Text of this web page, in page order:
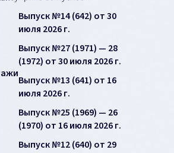
Выпуск №14 (642) от 30
июля 2026 г.
Выпуск №27 (1971) — 28
(1972) от 30 июля 2026 г.
Выпуск №13 (641) от 16
июля 2026 г.
Выпуск №25 (1969) — 26
(1970) от 16 июля 2026 г.
Выпуск №12 (640) от 29